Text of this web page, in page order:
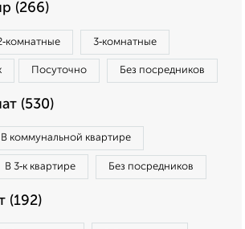
(266)
3‑комнатные
Посуточно Без посредников
(530)
В коммунальной квартире
В 3‑к квартире Без посредников
(192)